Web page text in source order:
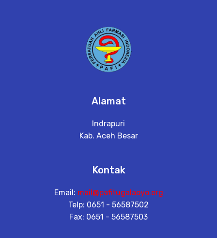
Alamat
Indrapuri
Kab. Aceh Besar
Kontak
Email: mail@pafitugalaoyo.org
Telp: 0651 - 56587502
Fax: 0651 - 56587503